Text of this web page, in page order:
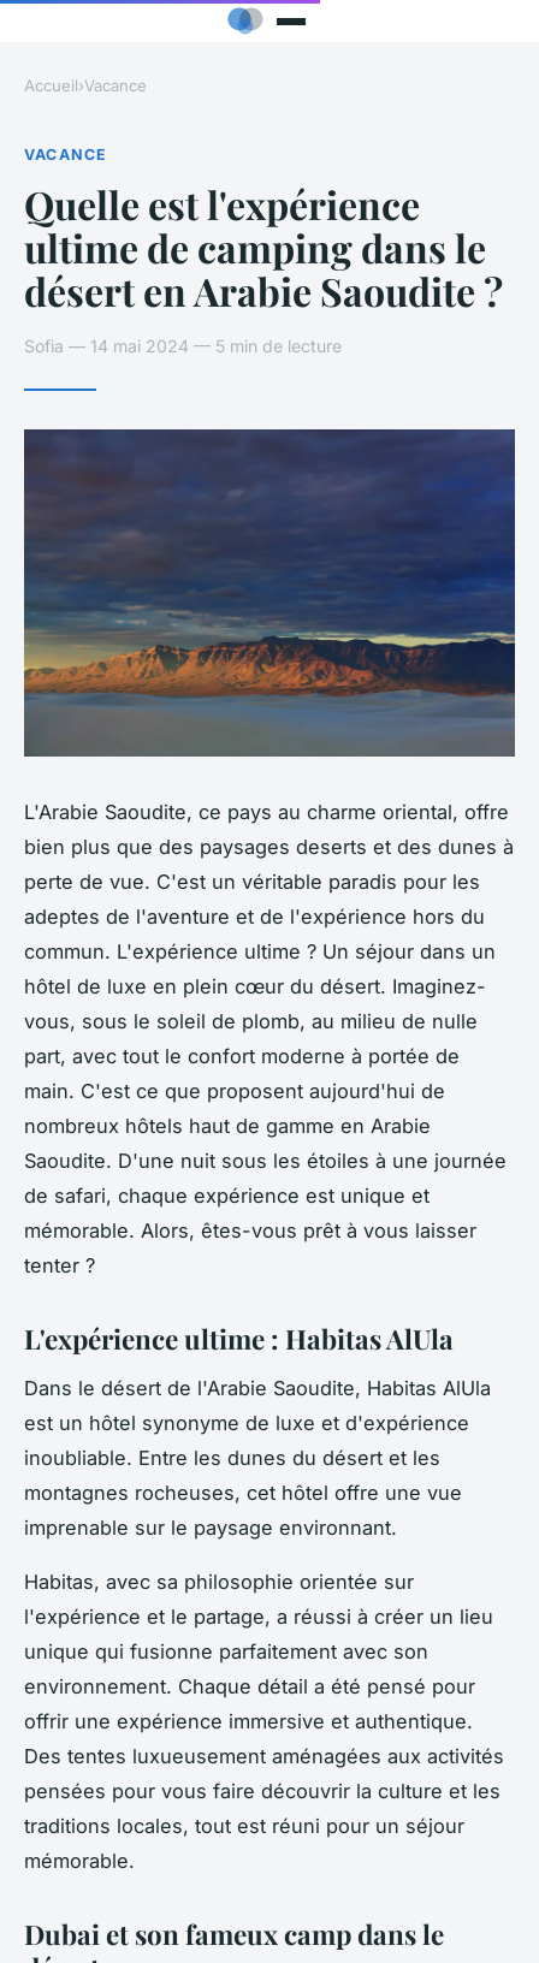
Accueil›Vacance
VACANCE
Quelle est l'expérience
ultime de camping dans le
désert en Arabie Saoudite ?
Sofia — 14 mai 2024 — 5 min de lecture
L'Arabie Saoudite, ce pays au charme oriental, offre
bien plus que des paysages deserts et des dunes à
perte de vue. C'est un véritable paradis pour les
adeptes de l'aventure et de l'expérience hors du
commun. L'expérience ultime ? Un séjour dans un
hôtel de luxe en plein cœur du désert. Imaginez-
vous, sous le soleil de plomb, au milieu de nulle
part, avec tout le confort moderne à portée de
main. C'est ce que proposent aujourd'hui de
nombreux hôtels haut de gamme en Arabie
Saoudite. D'une nuit sous les étoiles à une journée
de safari, chaque expérience est unique et
mémorable. Alors, êtes-vous prêt à vous laisser
tenter ?
L'expérience ultime : Habitas AlUla
Dans le désert de l'Arabie Saoudite, Habitas AlUla
est un hôtel synonyme de luxe et d'expérience
inoubliable. Entre les dunes du désert et les
montagnes rocheuses, cet hôtel offre une vue
imprenable sur le paysage environnant.
Habitas, avec sa philosophie orientée sur
l'expérience et le partage, a réussi à créer un lieu
unique qui fusionne parfaitement avec son
environnement. Chaque détail a été pensé pour
offrir une expérience immersive et authentique.
Des tentes luxueusement aménagées aux activités
pensées pour vous faire découvrir la culture et les
traditions locales, tout est réuni pour un séjour
mémorable.
Dubai et son fameux camp dans le